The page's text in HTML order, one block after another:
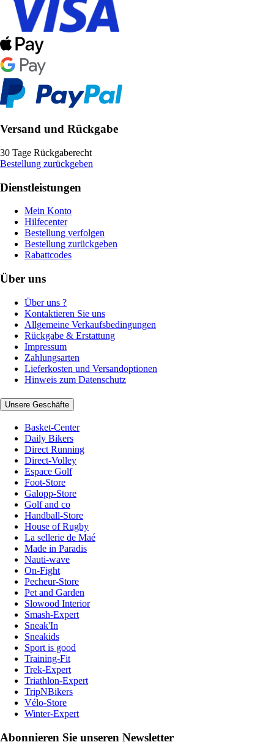
Versand und Rückgabe
30 Tage Rückgaberecht
Bestellung zurückgeben
Dienstleistungen
Mein Konto
Hilfecenter
Bestellung verfolgen
Bestellung zurückgeben
Rabattcodes
Über uns
Über uns ?
Kontaktieren Sie uns
Allgemeine Verkaufsbedingungen
Rückgabe & Erstattung
Impressum
Zahlungsarten
Lieferkosten und Versandoptionen
Hinweis zum Datenschutz
Unsere Geschäfte
Basket-Center
Daily Bikers
Direct Running
Direct-Volley
Espace Golf
Foot-Store
Galopp-Store
Golf and co
Handball-Store
House of Rugby
La sellerie de Maé
Made in Paradis
Nauti-wave
On-Fight
Pecheur-Store
Pet and Garden
Slowood Interior
Smash-Expert
Sneak'In
Sneakids
Sport is good
Training-Fit
Trek-Expert
Triathlon-Expert
TripNBikers
Vélo-Store
Winter-Expert
Abonnieren Sie unseren Newsletter